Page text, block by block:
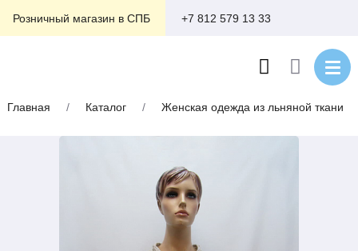
Розничный магазин в СПБ +7 812 579 13 33
Главная / Каталог / Женская одежда из льняной ткани